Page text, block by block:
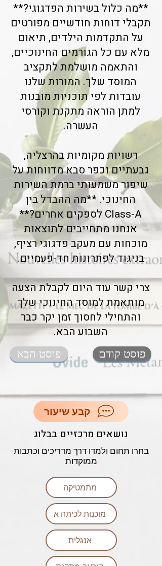
**מה כלול בשירות הפדגוגי?**
תקבלי דוחות חודשיים מפורטים
על התקדמות הילדים, תיאום
מלא עם כל הגורמים החינוכיים,
והתאמה מושלמת לתקציב
המוסד שלך. המורות שלנו
עובדות לפי תוכניות מובנות
למתן הוראה מתקנת וקורסי
העשרה.
רשויות מקומיות בהרצליה,
גבעתיים וכפר סבא מדווחות על
שיפור משמעותי ברמת השירות
החינוכי. **מה ההבדל בין
Class-A לספקים אחרים?**
אנחנו מתחייבים לתוצאות
מוכחות עם מעקב פדגוגי רציף,
בניגוד לפתרונות חד-פעמיים.
צרי קשר עוד היום לקבלת הצעה
מותאמת למוסד החינוכי שלך
והתחילי לחסוך זמן יקר כבר
השבוע הבא.
פוסט הבא פוסט קודם
קבע שיעור
נושאים מרכזיים בבלוג
בחרו תחום ולמדו דרך מדריכים וכתבות
ממוקדות
מתמטיקה
מוכנות לכיתה א
אנגלית